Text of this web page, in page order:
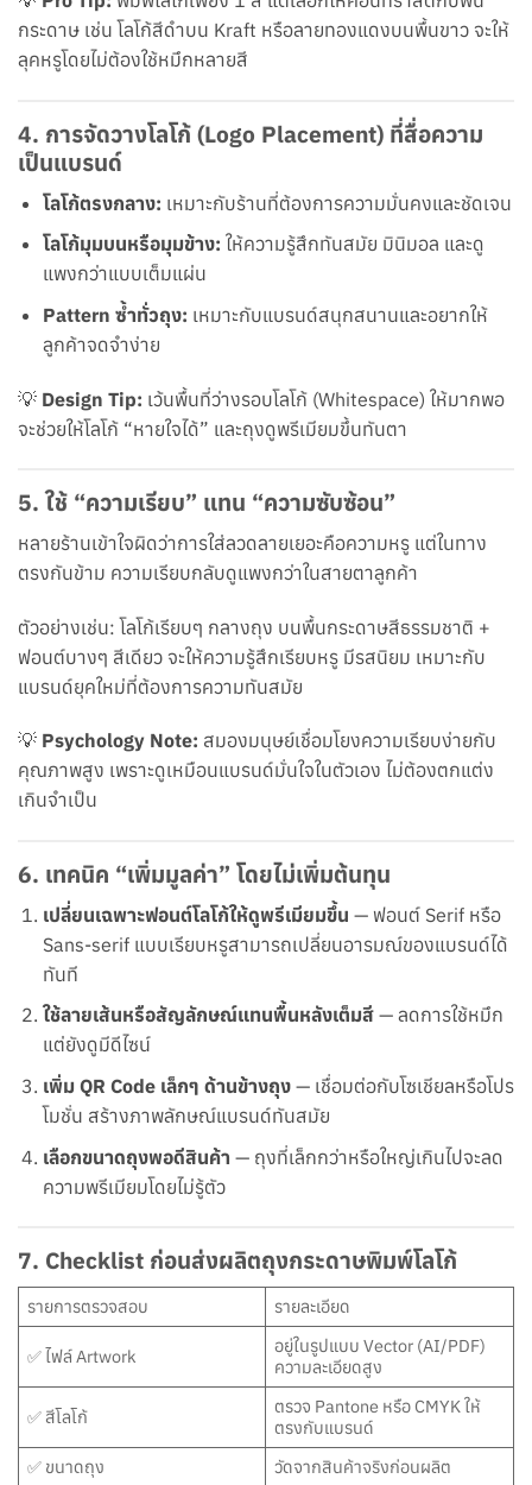
กระดาษ เช่น โลโก้สีดำบน Kraft หรือลายทองแดงบนพื้นขาว จะให้
ลุคหรูโดยไม่ต้องใช้หมึกหลายสี
4. การจัดวางโลโก้ (Logo Placement) ที่สื่อความ
เป็นแบรนด์
โลโก้ตรงกลาง: เหมาะกับร้านที่ต้องการความมั่นคงและชัดเจน
โลโก้มุมบนหรือมุมข้าง: ให้ความรู้สึกทันสมัย มินิมอล และดู
แพงกว่าแบบเต็มแผ่น
Pattern ซ้ำทั่วถุง: เหมาะกับแบรนด์สนุกสนานและอยากให้
ลูกค้าจดจำง่าย
💡 Design Tip: เว้นพื้นที่ว่างรอบโลโก้ (Whitespace) ให้มากพอ
จะช่วยให้โลโก้ “หายใจได้” และถุงดูพรีเมียมขึ้นทันตา
5.ใช้ “ความเรียบ” แทน “ความซับซ้อน”
หลายร้านเข้าใจผิดว่าการใส่ลวดลายเยอะคือความหรู แต่ในทาง
ตรงกันข้าม ความเรียบกลับดูแพงกว่าในสายตาลูกค้า
ตัวอย่างเช่น: โลโก้เรียบๆ กลางถุง บนพื้นกระดาษสีธรรมชาติ +
ฟอนต์บางๆ สีเดียว จะให้ความรู้สึกเรียบหรู มีรสนิยม เหมาะกับ
แบรนด์ยุคใหม่ที่ต้องการความทันสมัย
💡 Psychology Note: สมองมนุษย์เชื่อมโยงความเรียบง่ายกับ
คุณภาพสูง เพราะดูเหมือนแบรนด์มั่นใจในตัวเอง ไม่ต้องตกแต่ง
เกินจำเป็น
6. เทคนิค “เพิ่มมูลค่า” โดยไม่เพิ่มต้นทุน
เปลี่ยนเฉพาะฟอนต์โลโก้ให้ดูพรีเมียมขึ้น — ฟอนต์ Serif หรือ
Sans-serif แบบเรียบหรูสามารถเปลี่ยนอารมณ์ของแบรนด์ได้
ทันที
ใช้ลายเส้นหรือสัญลักษณ์แทนพื้นหลังเต็มสี— ลดการใช้หมึก
แต่ยังดูมีดีไซน์
เพิ่ม QR Code เล็กๆ ด้านข้างถุง— เชื่อมต่อกับโซเชียลหรือโปร
โมชั่น สร้างภาพลักษณ์แบรนด์ทันสมัย
เลือกขนาดถุงพอดีสินค้า — ถุงที่เล็กกว่าหรือใหญ่เกินไปจะลด
ความพรีเมียมโดยไม่รู้ตัว
7. Checklist ก่อนส่งผลิตถุงกระดาษพิมพ์โลโก้
รายการตรวจสอบ รายละเอียด
✅ ไฟล์ Artwork
อยู่ในรูปแบบ Vector (AI/PDF)
ความละเอียดสูง
✅ สีโลโก้
ตรวจ Pantone หรือ CMYK ให้
ตรงกับแบรนด์
✅ ขนาดถุง
วัดจากสินค้าจริงก่อนผลิต